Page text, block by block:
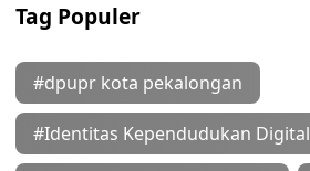
Tag Populer
#dpupr kota pekalongan
#Identitas Kependudukan Digital